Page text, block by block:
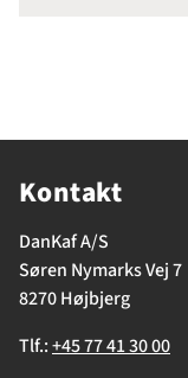
Kontakt
DanKaf A/S
Søren Nymarks Vej 7
8270 Højbjerg
Tlf.:+45 77 41 30 00